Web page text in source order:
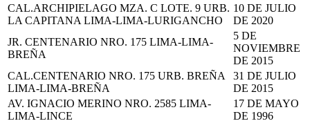
CAL.ARCHIPIELAGO MZA. C LOTE. 9 URB.
LA CAPITANA LIMA-LIMA-LURIGANCHO
10 DE JULIO
DE 2020
JR. CENTENARIO NRO. 175 LIMA-LIMA-
BREÑA
5 DE
NOVIEMBRE
DE 2015
CAL.CENTENARIO NRO. 175 URB. BREÑA
LIMA-LIMA-BREÑA
31 DE JULIO
DE 2015
AV. IGNACIO MERINO NRO. 2585 LIMA-
LIMA-LINCE
17 DE MAYO
DE 1996